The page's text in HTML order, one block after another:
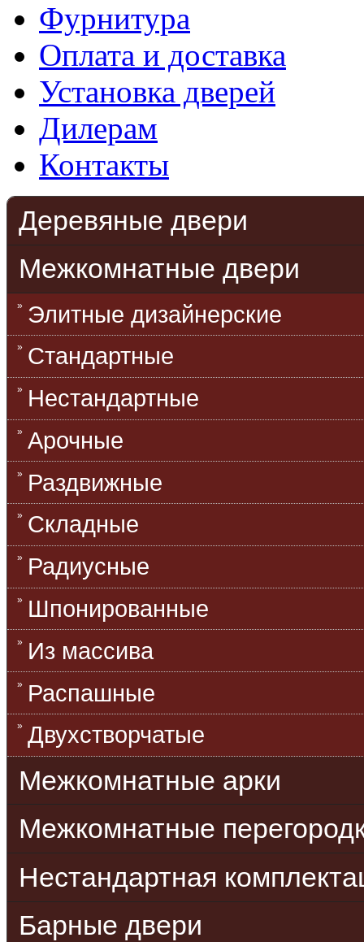
Фурнитура
Оплата и доставка
Установка дверей
Дилерам
Контакты
Деревяные двери
Межкомнатные двери
Элитные дизайнерские
Стандартные
Нестандартные
Арочные
Раздвижные
Складные
Радиусные
Шпонированные
Из массива
Распашные
Двухстворчатые
Межкомнатные арки
Межкомнатные
Нестандартная
Барные двери